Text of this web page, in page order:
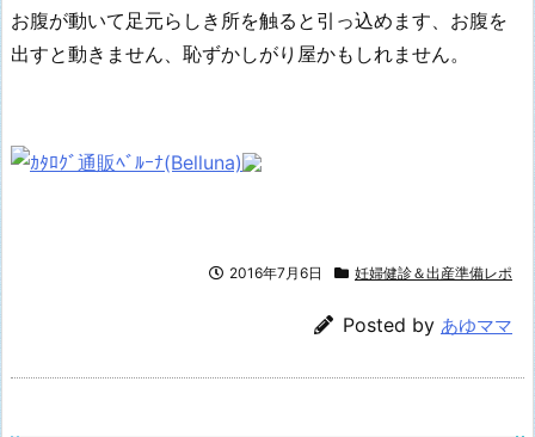
お腹が動いて足元らしき所を触ると引っ込めます、お腹を
出すと動きません、恥ずかしがり屋かもしれません。
2016年7月6日 妊婦健診＆出産準備レポ
Posted by あゆママ